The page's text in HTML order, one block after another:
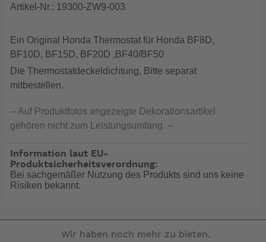
Artikel-Nr.: 19300-ZW9-003
Ein Original Honda Thermostat für Honda BF8D,
BF10D, BF15D, BF20D ,BF40/BF50
Die Thermostatdeckeldichtung, Bitte separat
mitbestellen.
-- Auf Produktfotos angezeigte Dekorationsartikel
gehören nicht zum Leistungsumfang. --
Information laut EU-
Produktsicherheitsverordnung:
Bei sachgemäßer Nutzung des Produkts sind uns keine
Risiken bekannt.
Wir haben noch mehr zu bieten.